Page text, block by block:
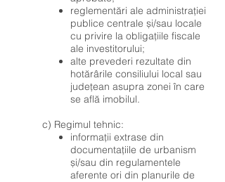
reglementări ale administrației
publice centrale și/sau locale
cu privire la obligațiile fiscale
ale investitorului;
alte prevederi rezultate din
hotărârile consiliului local sau
județean asupra zonei în care
se află imobilul.
c) Regimul tehnic:
informații extrase din
documentațiile de urbanism
și/sau din regulamentele
aferente ori din planurile de